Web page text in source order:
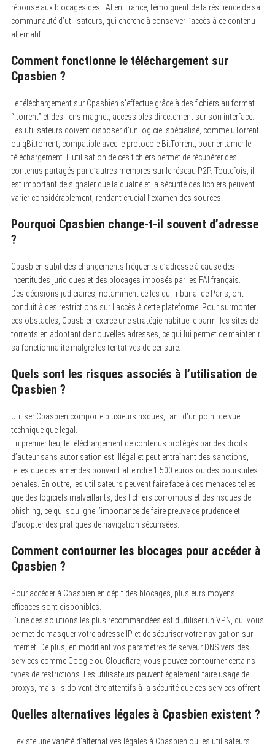
réponse aux blocages des FAI en France, témoignent de la résilience de sa
communauté d’utilisateurs, qui cherche à conserver l’accès à ce contenu
alternatif.
Comment fonctionne le téléchargement sur
Cpasbien ?
Le téléchargement sur Cpasbien s’effectue grâce à des fichiers au format
“.torrent” et des liens magnet, accessibles directement sur son interface.
Les utilisateurs doivent disposer d’un logiciel spécialisé, comme uTorrent
ou qBittorrent, compatible avec le protocole BitTorrent, pour entamer le
téléchargement. L’utilisation de ces fichiers permet de récupérer des
contenus partagés par d’autres membres sur le réseau P2P. Toutefois, il
est important de signaler que la qualité et la sécurité des fichiers peuvent
varier considérablement, rendant crucial l’examen des sources.
Pourquoi Cpasbien change-t-il souvent d’adresse
?
Cpasbien subit des changements fréquents d’adresse à cause des
incertitudes juridiques et des blocages imposés par les FAI français.
Des décisions judiciaires, notamment celles du Tribunal de Paris, ont
conduit à des restrictions sur l’accès à cette plateforme. Pour surmonter
ces obstacles, Cpasbien exerce une stratégie habituelle parmi les sites de
torrents en adoptant de nouvelles adresses, ce qui lui permet de maintenir
sa fonctionnalité malgré les tentatives de censure.
Quels sont les risques associés à l’utilisation de
Cpasbien ?
Utiliser Cpasbien comporte plusieurs risques, tant d’un point de vue
technique que légal.
En premier lieu, le téléchargement de contenus protégés par des droits
d’auteur sans autorisation est illégal et peut entraînant des sanctions,
telles que des amendes pouvant atteindre 1 500 euros ou des poursuites
pénales. En outre, les utilisateurs peuvent faire face à des menaces telles
que des logiciels malveillants, des fichiers corrompus et des risques de
phishing, ce qui souligne l’importance de faire preuve de prudence et
d’adopter des pratiques de navigation sécurisées.
Comment contourner les blocages pour accéder à
Cpasbien ?
Pour accéder à Cpasbien en dépit des blocages, plusieurs moyens
efficaces sont disponibles.
L’une des solutions les plus recommandées est d’utiliser un VPN, qui vous
permet de masquer votre adresse IP et de sécuriser votre navigation sur
internet. De plus, en modifiant vos paramètres de serveur DNS vers des
services comme Google ou Cloudflare, vous pouvez contourner certains
types de restrictions. Les utilisateurs peuvent également faire usage de
proxys, mais ils doivent être attentifs à la sécurité que ces services offrent.
Quelles alternatives légales à Cpasbien existent ?
Il existe une variété d’alternatives légales à Cpasbien où les utilisateurs